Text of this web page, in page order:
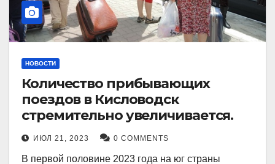
НОВОСТИ
Количество прибывающих
поездов в Кисловодск
стремительно увеличивается.
ИЮЛ 21, 2023 0 COMMENTS
В первой половине 2023 года на юг страны